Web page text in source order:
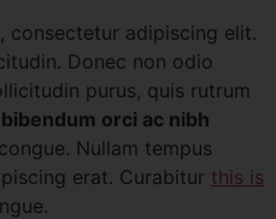
consectetur adipiscing elit.
Donec non odio
purus, quis rutrum
orci ac nibh
Nullam tempus
erat. Curabitur this is